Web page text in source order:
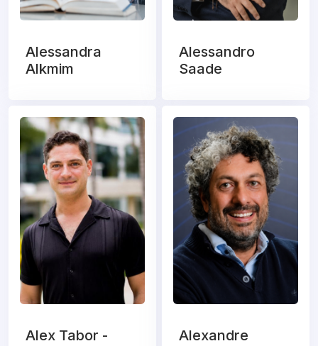
Alessandra
Alkmim
Alessandro
Saade
Alex Tabor -
Alexandre